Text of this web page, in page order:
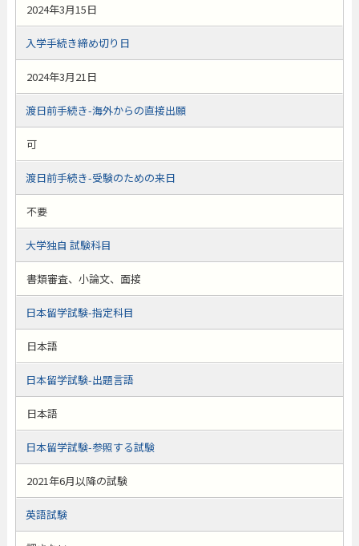
2024年3月15日
入学手続き締め切り日
2024年3月21日
渡日前手続き-海外からの直接出願
可
渡日前手続き-受験のための来日
不要
大学独自 試験科目
書類審査、小論文、面接
日本留学試験-指定科目
日本語
日本留学試験-出題言語
日本語
日本留学試験-参照する試験
2021年6月以降の試験
英語試験